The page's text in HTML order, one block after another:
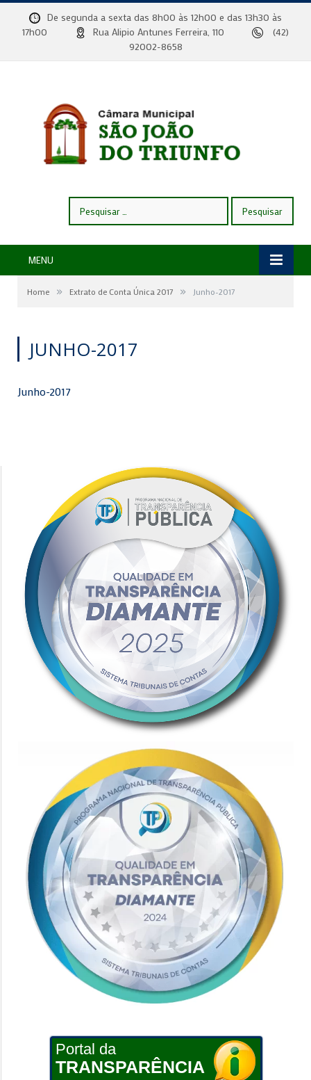
De segunda a sexta das 8h00 às 12h00 e das 13h30 às
17h00
Rua Alipio Antunes Ferreira, 110
(42)
92002-8658
por:
MENU
Home » Extrato de Conta Única 2017 » Junho-2017
JUNHO-2017
Junho-2017
Portal da
TRANSPARÊNCIA